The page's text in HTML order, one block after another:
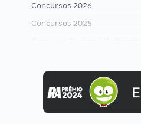
Concursos 2026
Concursos 2025
Concurso MPU
Editais publicados